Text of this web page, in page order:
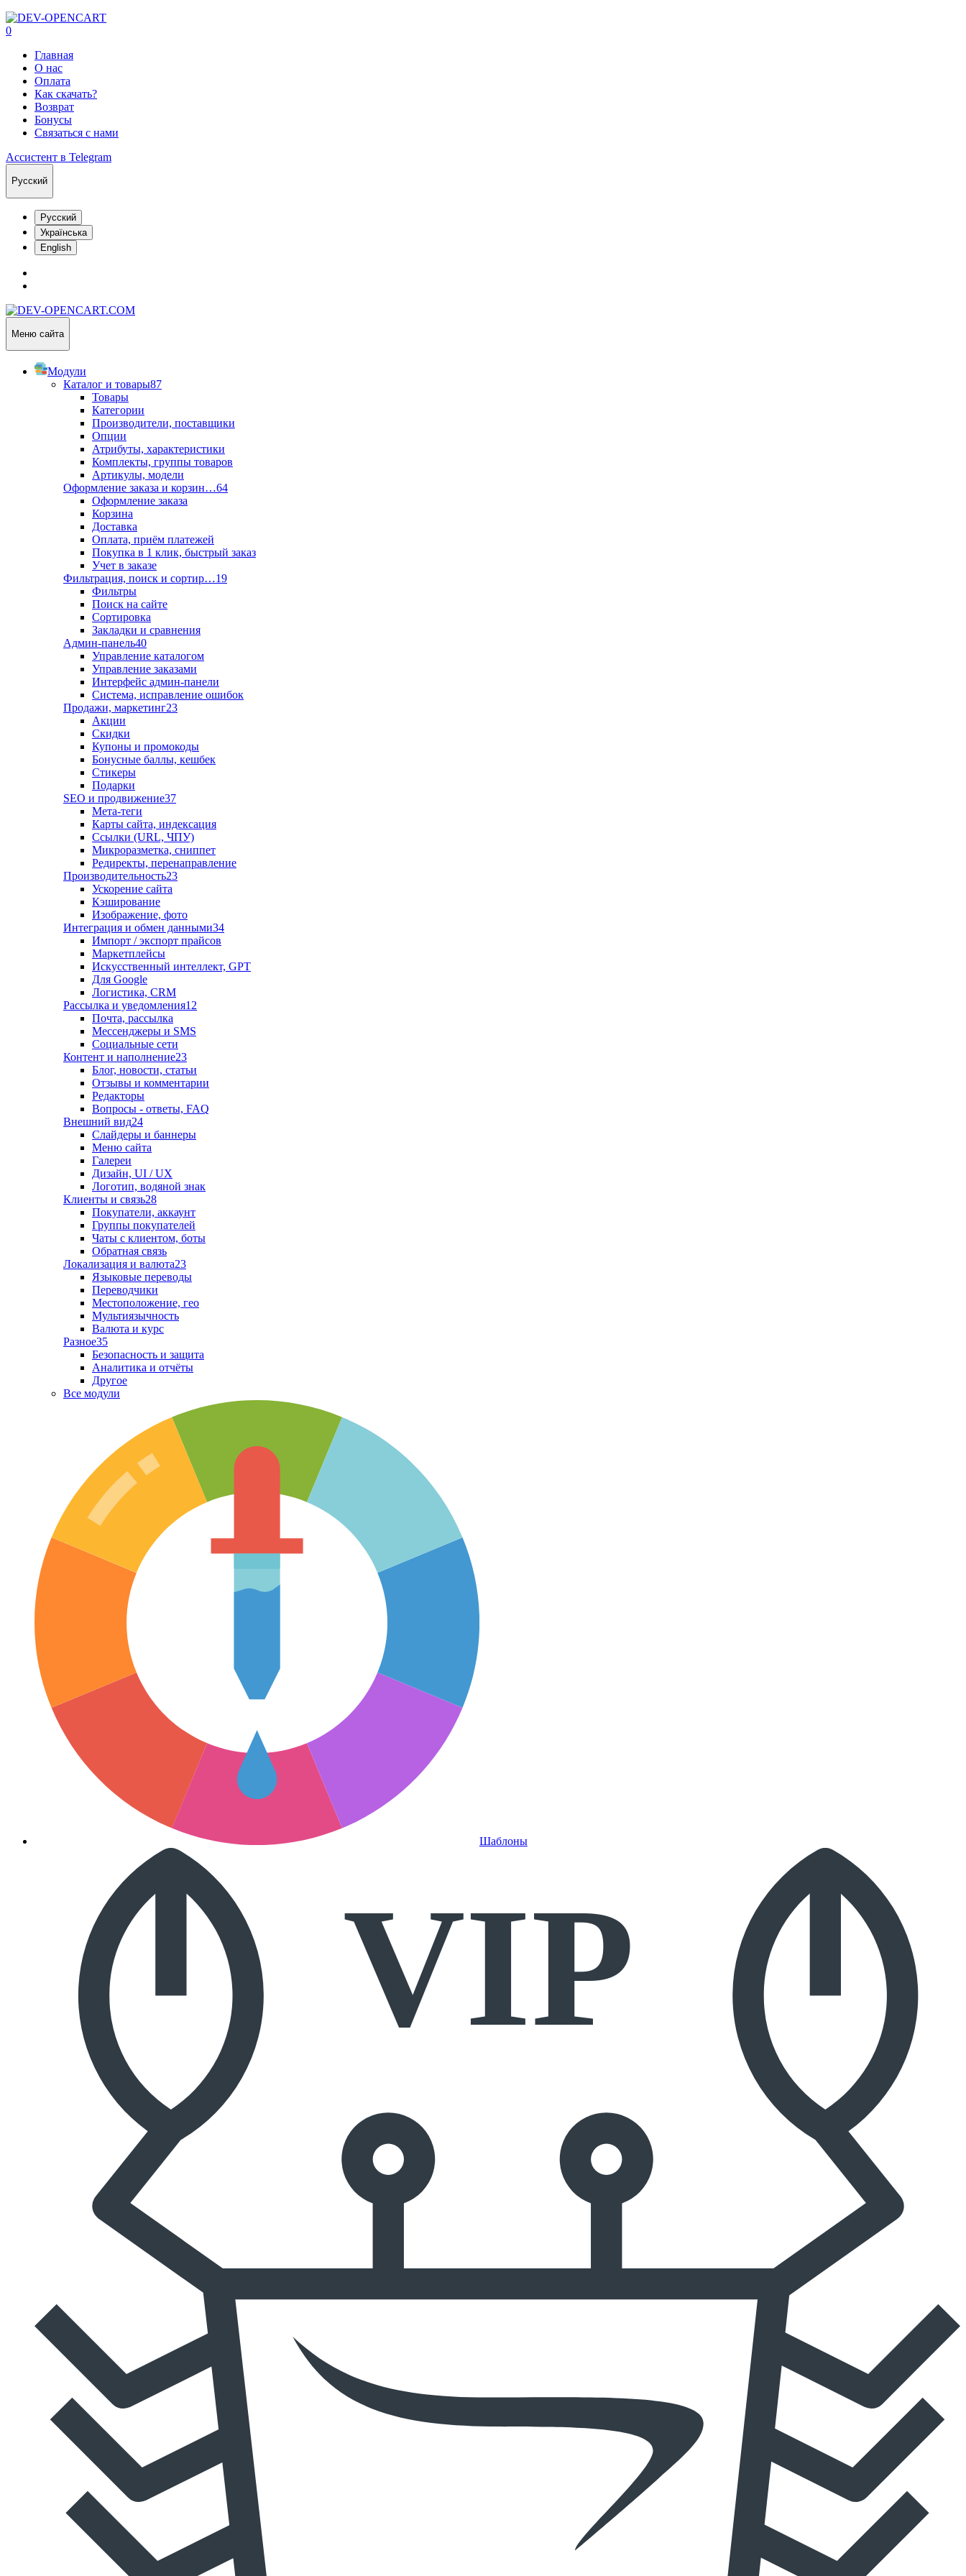
0
Главная
О нас
Оплата
Как скачать?
Возврат
Бонусы
Связаться с нами
Ассистент в Telegram
Русский
Русский
Українська
English
Меню сайта
Модули
Каталог и товары87
Товары
Категории
Производители, поставщики
Опции
Атрибуты, характеристики
Комплекты, группы товаров
Артикулы, модели
Оформление заказа и корзин…64
Оформление заказа
Корзина
Доставка
Оплата, приём платежей
Покупка в 1 клик, быстрый заказ
Учет в заказе
Фильтрация, поиск и сортир…19
Фильтры
Поиск на сайте
Сортировка
Закладки и сравнения
Админ-панель40
Управление каталогом
Управление заказами
Интерфейс админ-панели
Система, исправление ошибок
Продажи, маркетинг23
Акции
Скидки
Купоны и промокоды
Бонусные баллы, кешбек
Стикеры
Подарки
SEO и продвижение37
Мета-теги
Карты сайта, индексация
Ссылки (URL, ЧПУ)
Микроразметка, сниппет
Редиректы, перенаправление
Производительность23
Ускорение сайта
Кэширование
Изображение, фото
Интеграция и обмен данными34
Импорт / экспорт прайсов
Маркетплейсы
Искусственный интеллект, GPT
Для Google
Логистика, CRM
Рассылка и уведомления12
Почта, рассылка
Мессенджеры и SMS
Социальные сети
Контент и наполнение23
Блог, новости, статьи
Отзывы и комментарии
Редакторы
Вопросы - ответы, FAQ
Внешний вид24
Слайдеры и баннеры
Меню сайта
Галереи
Дизайн, UI / UX
Логотип, водяной знак
Клиенты и связь28
Покупатели, аккаунт
Группы покупателей
Чаты с клиентом, боты
Обратная связь
Локализация и валюта23
Языковые переводы
Переводчики
Местоположение, гео
Мультиязычность
Валюта и курс
Разное35
Безопасность и защита
Аналитика и отчёты
Другое
Все модули
Шаблоны